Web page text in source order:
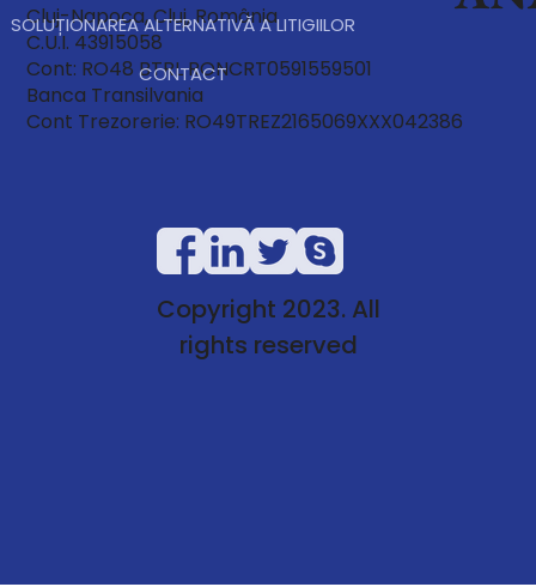
Cluj-Napoca, Cluj, România
C.U.I. 43915058
Cont: RO48 BTRL RONCRT0591559501
Banca Transilvania
Cont Trezorerie: RO49TREZ2165069XXX042386
SOLUȚIONAREA ALTERNATIVĂ A LITIGIILOR
CONTACT
Copyright 2023. All
rights reserved